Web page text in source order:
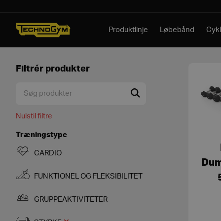
Produktlinje Løbebånd
Filtrér produkter
Nulstil filtre
Træningstype
CARDIO
FUNKTIONEL OG FLEKSIBILITET
GRUPPEAKTIVITETER